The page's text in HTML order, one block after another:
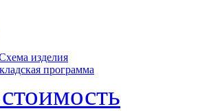
изделия
программа